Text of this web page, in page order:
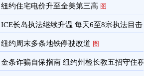
纽约住宅电价升至全美第三高 图
ICE长岛执法继续升温 每天6至8宗执法目击
通报 图
纽约周末多条地铁停驶改道 图
金条诈骗自保指南 纽约州检长教五招守住积
蓄 图